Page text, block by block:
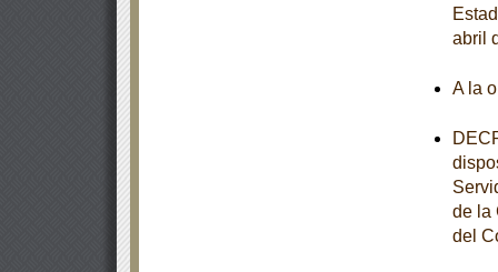
abril
A la
de la
del